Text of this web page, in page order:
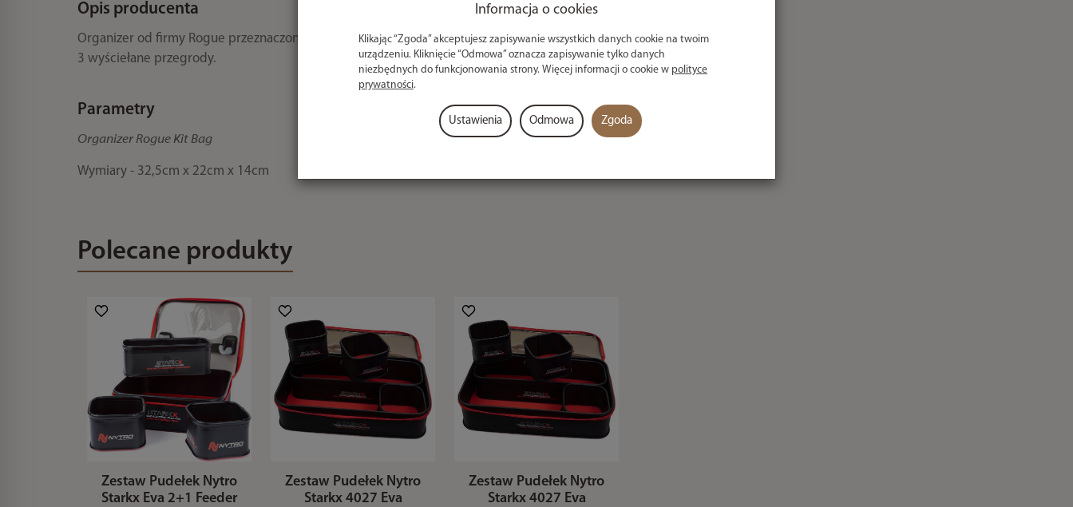
Opis producenta
Organizer od firmy Rogue przeznaczony do przechowywania akcesoriów karpiowych! Organizer posiada
3 wyściełane przegrody.
Parametry
Organizer Rogue Kit Bag
Wymiary - 32,5cm x 22cm x 14cm
Polecane produkty
Zestaw Pudełek Nytro
Starkx Eva 2+1 Feeder
Zestaw Pudełek Nytro
Starkx 4027 Eva
Zestaw Pudełek Nytro
Starkx 4027 Eva
Informacja o cookies
Klikając “Zgoda” akceptujesz zapisywanie wszystkich danych cookie na twoim
urządzeniu. Kliknięcie “Odmowa” oznacza zapisywanie tylko danych
niezbędnych do funkcjonowania strony. Więcej informacji o cookie w polityce
prywatności.
Ustawienia Odmowa Zgoda